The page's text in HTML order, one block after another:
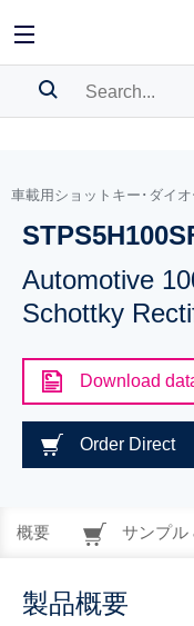
BOOKMARK
Pleaselog into show
車載用ショットキー･ダイオ
Automotive
Schottky
Download
Order Direct
概要 サンプル
製品概要